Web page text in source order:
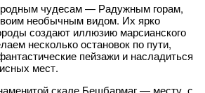
чудесам — Радужным горам,
необычным видом. Их ярко
создают иллюзию марсианского
несколько остановок по пути,
пейзажи и насладиться
мест.
скале Бешбармаг — месту, с